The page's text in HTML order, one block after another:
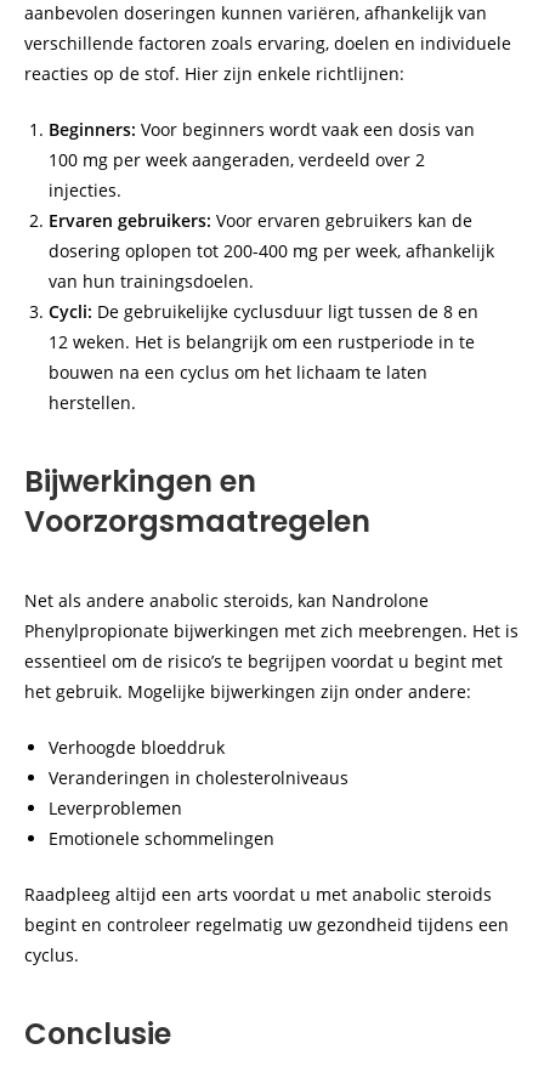
aanbevolen doseringen kunnen variëren, afhankelijk van
verschillende factoren zoals ervaring, doelen en individuele
reacties op de stof. Hier zijn enkele richtlijnen:
Beginners: Voor beginners wordt vaak een dosis van
100 mg per week aangeraden, verdeeld over 2
injecties.
Ervaren gebruikers: Voor ervaren gebruikers kan de
dosering oplopen tot 200-400 mg per week, afhankelijk
van hun trainingsdoelen.
Cycli: De gebruikelijke cyclusduur ligt tussen de 8 en
12 weken. Het is belangrijk om een rustperiode in te
bouwen na een cyclus om het lichaam te laten
herstellen.
Bijwerkingen en
Voorzorgsmaatregelen
Net als andere anabolic steroids, kan Nandrolone
Phenylpropionate bijwerkingen met zich meebrengen. Het is
essentieel om de risico’s te begrijpen voordat u begint met
het gebruik. Mogelijke bijwerkingen zijn onder andere:
Verhoogde bloeddruk
Veranderingen in cholesterolniveaus
Leverproblemen
Emotionele schommelingen
Raadpleeg altijd een arts voordat u met anabolic steroids
begint en controleer regelmatig uw gezondheid tijdens een
cyclus.
Conclusie